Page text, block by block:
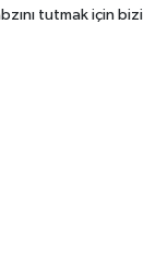
tutmak için bizi